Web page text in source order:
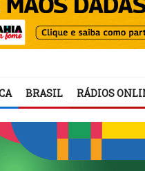
BRASIL RÁDIOS